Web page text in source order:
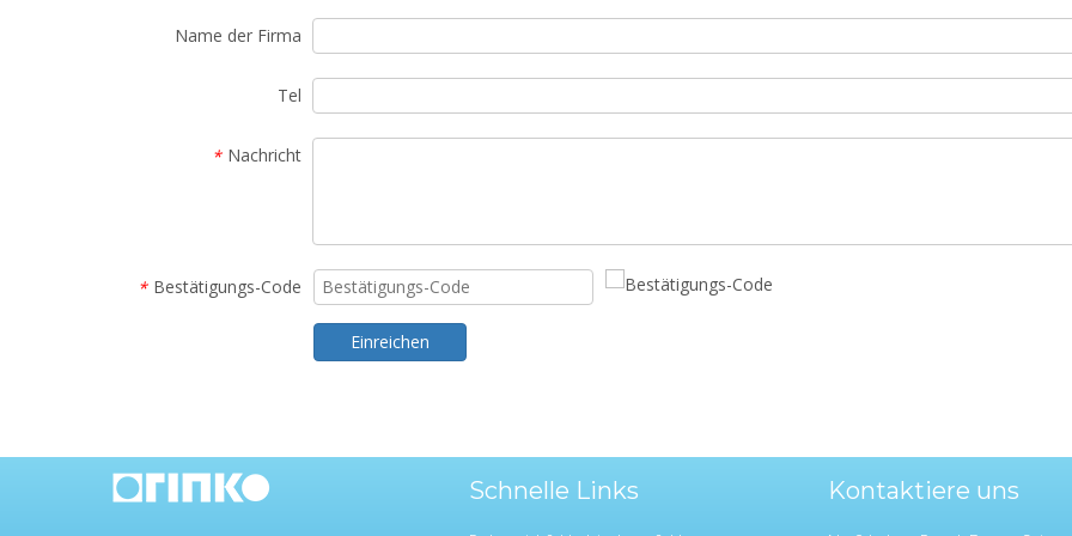
Name der Firma
Tel
* Nachricht
* Bestätigungs-Code
Einreichen
Schnelle Links Kontaktiere uns